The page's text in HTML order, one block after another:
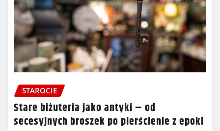
STAROCIE
Stare biżuteria jako antyki – od
secesyjnych broszek po pierścienie z epoki